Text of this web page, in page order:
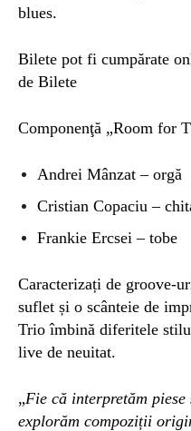
blues.
Bilete pot fi cumpărate
de Bilete
Componenţă „Room for
Andrei Mânzat – orgă
Cristian Copaciu –
Frankie Ercsei – tobe
Caracterizați de groove-
suflet și o scânteie de
Trio îmbină diferitele
live de neuitat.
„Fie că interpretăm
explorăm compoziții